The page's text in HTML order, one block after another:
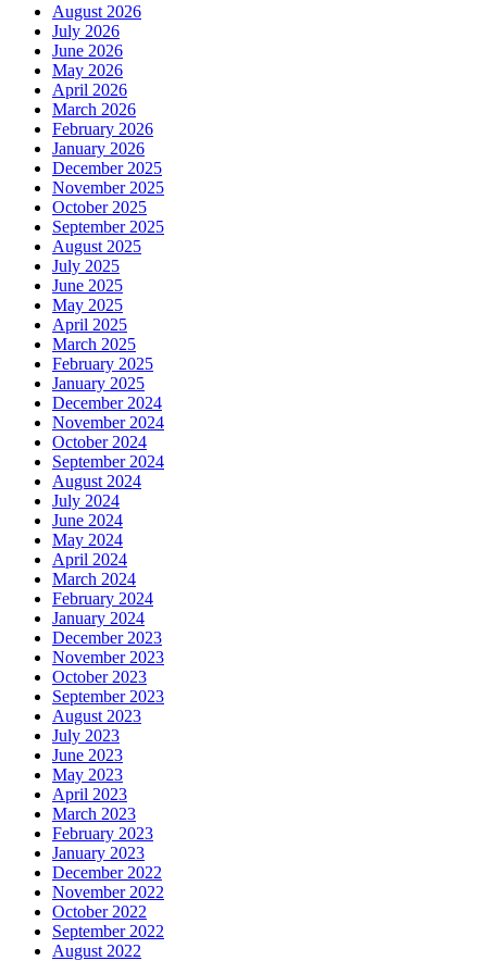
August 2026
July 2026
June 2026
May 2026
April 2026
March 2026
February 2026
January 2026
December 2025
November 2025
October 2025
September 2025
August 2025
July 2025
June 2025
May 2025
April 2025
March 2025
February 2025
January 2025
December 2024
November 2024
October 2024
September 2024
August 2024
July 2024
June 2024
May 2024
April 2024
March 2024
February 2024
January 2024
December 2023
November 2023
October 2023
September 2023
August 2023
July 2023
June 2023
May 2023
April 2023
March 2023
February 2023
January 2023
December 2022
November 2022
October 2022
September 2022
August 2022